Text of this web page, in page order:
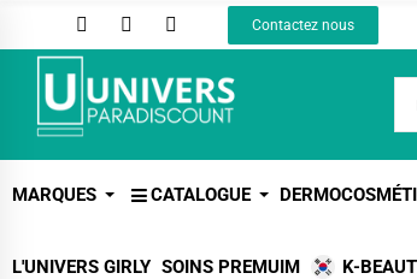
Contactez nous
MARQUES CATALOGUE
L'UNIVERS GIRLY SOINS PREMUIM K-